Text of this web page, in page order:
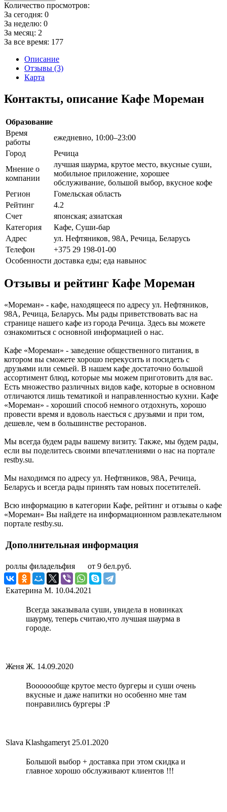
Количество просмотров:
За сегодня: 0
За неделю: 0
За месяц: 2
За все время: 177
Описание
Отзывы (3)
Карта
Контакты, описание Кафе Мореман
Образование
Время
работы
ежедневно, 10:00–23:00
Город
Речица
Мнение о
компании
лучшая шаурма, крутое место, вкусные суши,
мобильное приложение, хорошее
обслуживание, большой выбор, вкусное кофе
Регион
Гомельская область
Рейтинг
4.2
Счет
японская; азиатская
Категория
Кафе, Суши-бар
Адрес
ул. Нефтяников, 98А, Речица, Беларусь
Телефон
+375 29 198-01-00
Особенности доставка еды; еда навынос
Отзывы и рейтинг Кафе Мореман
«Мореман» - кафе, находящееся по адресу ул. Нефтяников,
98А, Речица, Беларусь. Мы рады приветствовать вас на
странице нашего кафе из города Речица. Здесь вы можете
ознакомиться с основной информацией о нас.
Кафе «Мореман» - заведение общественного питания, в
котором вы сможете хорошо перекусить и посидеть с
друзьями или семьей. В нашем кафе достаточно большой
ассортимент блюд, которые мы можем приготовить для вас.
Есть множество различных видов кафе, которые в основном
отличаются лишь тематикой и направленностью кухни. Кафе
«Мореман» - хороший способ немного отдохнуть, хорошо
провести время и вдоволь наесться с друзьями и при том,
дешевле, чем в большинстве ресторанов.
Мы всегда будем рады вашему визиту. Также, мы будем рады,
если вы поделитесь своими впечатлениями о нас на портале
restby.su.
Мы находимся по адресу ул. Нефтяников, 98А, Речица,
Беларусь и всегда рады принять там новых посетителей.
Всю информацию в категории Кафе, рейтинг и отзывы о кафе
«Мореман» Вы найдете на информационном развлекательном
портале restby.su.
Дополнительная информация
роллы филадельфия от 9 бел.руб.
Екатерина М. 10.04.2021
Всегда заказывала суши, увидела в новинках
шаурму, теперь считаю,что лучшая шаурма в
городе.
Женя Ж. 14.09.2020
Вооооообще крутое место бургеры и суши очень
вкусные и даже напитки но особенно мне там
понравились бургеры :P
Slava Klashgameryt 25.01.2020
Большой выбор + доставка при этом скидка и
главное хорошо обслуживают клиентов !!!